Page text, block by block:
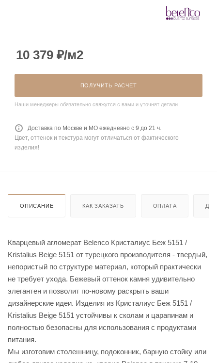
10 379 ₽/м2
ПОЛУЧИТЬ РАСЧЕТ
Наши менеджеры обязательно свяжутся с вами и уточнят детали
Доставка по Москве и МО ежедневно с 9 до 21 ч.
Цвет, оттенок и текстура могут отличаться от фактического
изделия!
ОПИСАНИЕ КАК ЗАКАЗАТЬ ОПЛАТА
Кварцевый агломерат Belenco Кристалиус Беж 5151 /
Kristalius Beige 5151 от турецкого производителя - твердый,
непористый по структуре материал, который практически
не требует ухода. Бежевый оттенок камня удивительно
элегантен и позволит по-новому раскрыть ваши
дизайнерские идеи. Изделия из Кристалиус Беж 5151 /
Kristalius Beige 5151 устойчивы к сколам и царапинам и
полностью безопасны для использования с продуктами
питания.
Мы изготовим столешницу, подоконник, барную стойку или